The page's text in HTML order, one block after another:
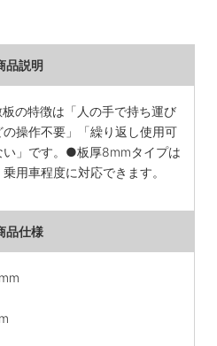
品説明
の特徴は「人の手で持ち運び
操作不要」「繰り返し使用可
い」です。●板厚8mmタイプは
用車程度に対応できます。
品仕様